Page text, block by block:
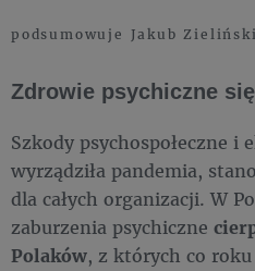
podsumowuje Jakub
Zdrowie psychiczne
Szkody psychospołeczne i
wyrządziła pandemia,
dla całych organizacji. W
zaburzenia psychiczne
Polaków, z których co